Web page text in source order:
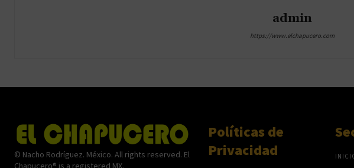
admin
https://www.elchapucero.com
© Nacho Rodríguez. México. All rights reserved. El
Chapucero® is a registered MX.
Políticas de
Privacidad